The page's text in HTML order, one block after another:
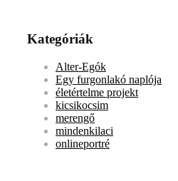
Kategóriák
Alter-Egók
Egy furgonlakó naplója
életértelme projekt
kicsikocsim
merengő
mindenkilaci
onlineportré